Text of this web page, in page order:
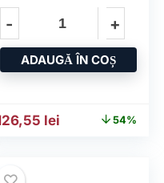
lei.135,88 lei.
Dimensiuni: Ø
ADAUGĂ ÎN COȘ
inițial a fost:
lei Prețul curent
54%